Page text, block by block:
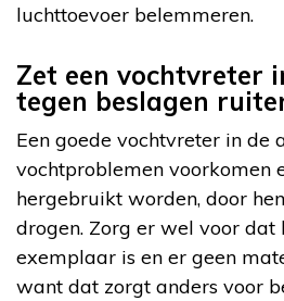
luchttoevoer belemmeren.
Zet een vochtvreter
tegen beslagen
Een goede vochtvreter in de
vochtproblemen voorkomen
hergebruikt worden, door
drogen. Zorg er wel voor dat
exemplaar is en er geen
want dat zorgt anders voor